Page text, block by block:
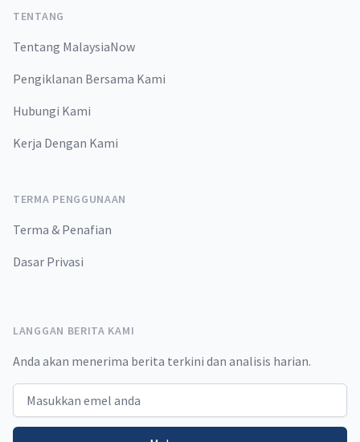
TENTANG
Tentang MalaysiaNow
Pengiklanan Bersama Kami
Hubungi Kami
Kerja Dengan Kami
TERMA PENGGUNAAN
Terma & Penafian
Dasar Privasi
LANGGAN BERITA KAMI
Anda akan menerima berita terkini dan analisis harian.
Email address